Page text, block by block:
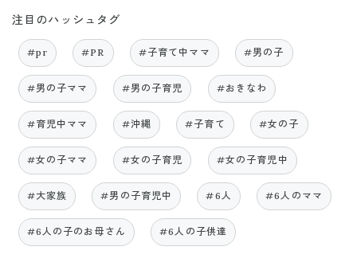
注目のハッシュタグ
#pr #PR #子育て中ママ #男の子
#男の子ママ #男の子育児 #おきなわ
#育児中ママ #沖縄 #子育て #女の子
#女の子ママ #女の子育児 #女の子育児中
#大家族 #男の子育児中 #6人 #6人のママ
#6人の子のお母さん #6人の子供達